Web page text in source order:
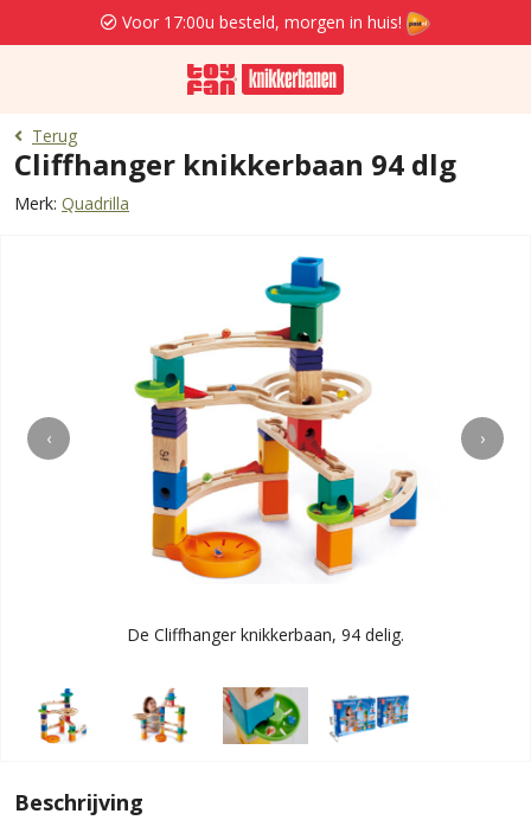
Voor 17:00u besteld, morgen in huis!
Terug
Cliffhanger knikkerbaan 94 dlg
Merk: Quadrilla
‹ ›
De Cliffhanger knikkerbaan, 94 delig.
Beschrijving